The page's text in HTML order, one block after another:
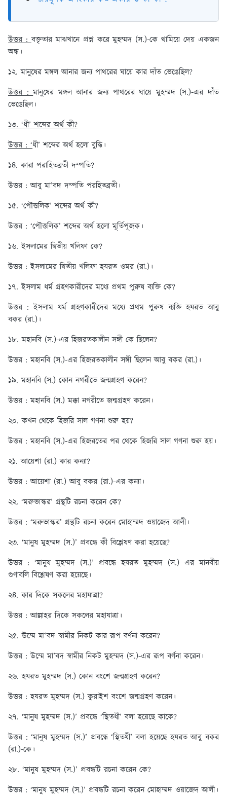
উত্তর :বক্তৃতার মাঝখানে প্রশ্ন করে মুহম্মদ (স.)-কে থামিয়ে দেয় একজন
অন্ধ।
১২. মানুষের মঙ্গল আনার জন্য পাথরের ঘায়ে কার দাঁত ভেঙেছিল?
উত্তর :মানুষের মঙ্গল আনার জন্য পাথরের ঘায়ে মুহম্মদ (স.)-এর দাঁত
ভেঙেছিল।
১৩. ‘ধী’ শব্দের অর্থ কী?
উত্তর : ‘ধী’ শব্দের অর্থ হলো বুদ্ধি।
১৪. কারা পরাহিতব্রতী দম্পতি?
উত্তর : আবু মা’বদ দম্পতি পরহিতব্রতী।
১৫. ‘পৌত্তলিক’ শব্দের অর্থ কী?
উত্তর : ‘পৌত্তলিক’ শব্দের অর্থ হলো মূর্তিপূজক।
১৬. ইসলামের দ্বিতীয় খলিফা কে?
উত্তর : ইসলামের দ্বিতীয় খলিফা হযরত ওমর (রা.)।
১৭. ইসলাম ধর্ম গ্রহণকারীদের মধ্যে প্রথম পুরুষ ব্যক্তি কে?
উত্তর : ইসলাম ধর্ম গ্রহণকারীদের মধ্যে প্রথম পুরুষ ব্যক্তি হযরত আবু
বকর (রা.)।
১৮. মহানবি (স.)-এর হিজরতকালীন সঙ্গী কে ছিলেন?
উত্তর : মহানবি (স.)-এর হিজরতকালীন সঙ্গী ছিলেন আবু বকর (রা.)।
১৯. মহানবি (স.) কোন নগরীতে জন্মগ্রহণ করেন?
উত্তর : মহানবি (স.) মক্কা নগরীতে জন্মগ্রহণ করেন।
২০. কখন থেকে হিজরি সাল গণনা শুরু হয়?
উত্তর : মহানবি (স.)-এর হিজরতের পর থেকে হিজরি সাল গণনা শুরু হয়।
২১. আয়েশা (রা.) কার কন্যা?
উত্তর : আয়েশা (রা.) আবু বকর (রা.)-এর কন্যা।
২২. ‘মরুভাস্কর’ গ্রন্থটি রচনা করেন কে?
উত্তর : ‘মরুভাস্কর’ গ্রন্থটি রচনা করেন মোহাম্মদ ওয়াজেদ আলী।
২৩. ‘মানুষ মুহম্মদ (স.)’ প্রবন্ধে কী বিশ্লেষণ করা হয়েছে?
উত্তর : ‘মানুষ মুহম্মদ (স.)’ প্রবন্ধে হযরত মুহম্মদ (স.) এর মানবীয়
গুণাবলি বিশ্লেষণ করা হয়েছে।
২৪. কার দিকে সকলের মহাযাত্রা?
উত্তর : আল্লাহর দিকে সকলের মহাযাত্রা।
২৫. উম্মে মা’বদ স্বামীর নিকট কার রূপ বর্ণনা করেন?
উত্তর : উম্মে মা’বদ স্বামীর নিকট মুহম্মদ (স.)-এর রূপ বর্ণনা করেন।
২৬. হযরত মুহম্মদ (স.) কোন বংশে জন্মগ্রহণ করেন?
উত্তর : হযরত মুহম্মদ (স.) কুরাইশ বংশে জন্মগ্রহণ করেন।
২৭. ‘মানুষ মুহম্মদ (স.)’ প্রবন্ধে ‘স্থিতধী’ বলা হয়েছে কাকে?
উত্তর : ‘মানুষ মুহম্মদ (স.)’ প্রবন্ধে ‘স্থিতধী’ বলা হয়েছে হযরত আবু বকর
(রা.)-কে।
২৮. ‘মানুষ মুহম্মদ (স.)’ প্রবন্ধটি রচনা করেন কে?
উত্তর : ‘মানুষ মুহম্মদ (স.)’ প্রবন্ধটি রচনা করেন মোহাম্মদ ওয়াজেদ আলী।